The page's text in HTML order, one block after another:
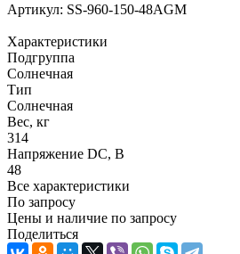
Артикул: SS-960-150-48AGM
Характеристики
Подгруппа
Солнечная
Тип
Солнечная
Вес, кг
314
Напряжение DC, В
48
Все характеристики
По запросу
Цены и наличие по запросу
Поделиться